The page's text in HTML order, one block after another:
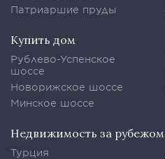
Патриаршие пруды
Купить дом
Рублево-Успенское
шоссе
Новорижское шоссе
Минское шоссе
Недвижимость за рубежом
Турция